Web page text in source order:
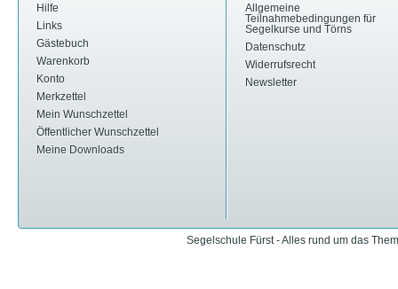
Hilfe
Links
Gästebuch
Warenkorb
Konto
Merkzettel
Mein Wunschzettel
Öffentlicher Wunschzettel
Meine Downloads
Allgemeine
Teilnahmebedingungen für
Segelkurse und Törns
Datenschutz
Widerrufsrecht
Newsletter
Segelschule Fürst - Alles rund um das